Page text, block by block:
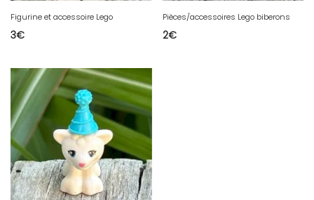
Figurine et accessoire Lego
3€
Pièces/accessoires Lego biberons
2€